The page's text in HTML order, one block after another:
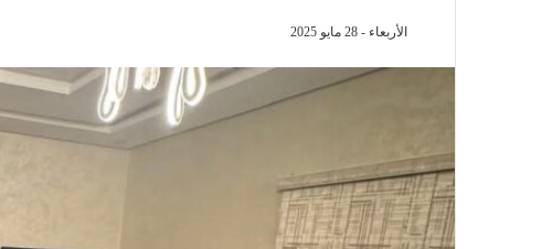
الأربعاء - 28 مايو 2025